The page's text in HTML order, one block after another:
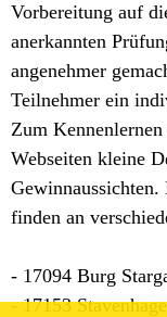
Vorbereitung auf
anerkannten
angenehmer
Teilnehmer ein
Zum
Webseiten kleine
Gewinnaussichten.
finden an
- 17094 Burg
- 17153